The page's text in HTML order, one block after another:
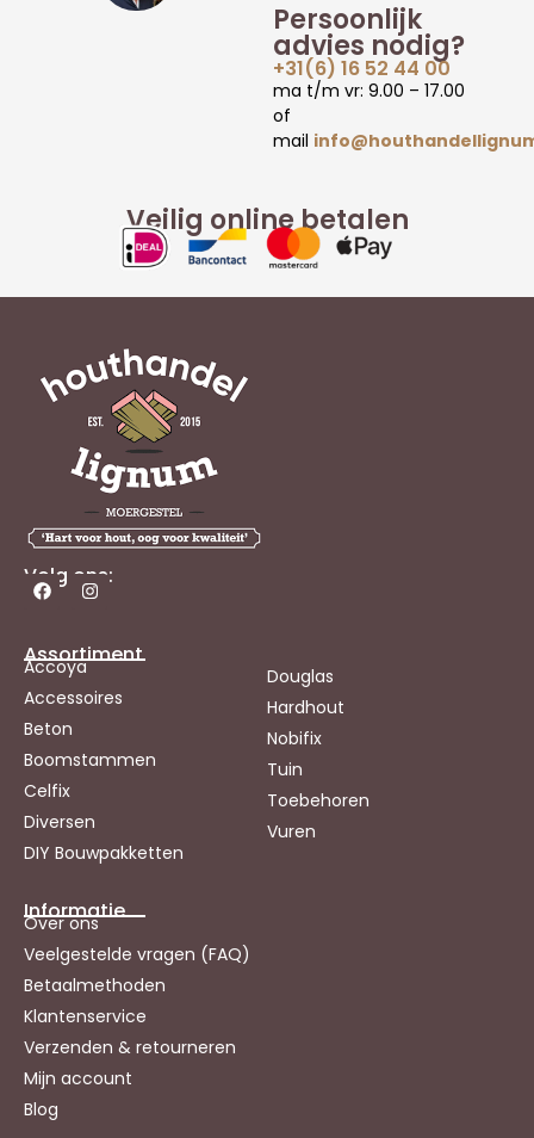
Veilig online betalen
Persoonlijk
advies nodig?
+31(6) 16 52 44 00
ma t/m vr: 9.00 – 17.00
of
mail
Volg ons:
Assortiment
Accoya
Accessoires
Beton
Boomstammen
Celfix
Diversen
DIY Bouwpakketten
Douglas
Hardhout
Nobifix
Tuin
Toebehoren
Vuren
Informatie
Over ons
Veelgestelde vragen (FAQ)
Betaalmethoden
Klantenservice
Verzenden & retourneren
Mijn account
Blog